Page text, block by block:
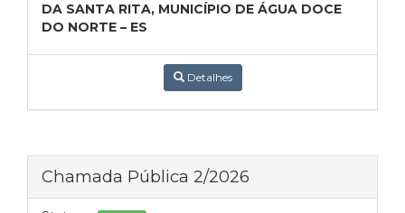
DA SANTA RITA, MUNICÍPIO DE ÁGUA DOCE
DO NORTE – ES
Detalhes
Chamada Pública 2/2026